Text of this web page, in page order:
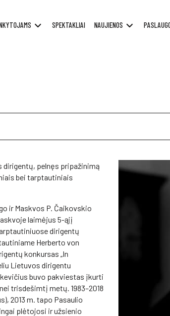
SPEKTAKLIAI NAUJIENOS
dirigentų, pelnęs pripažinimą
bei tarptautiniais
ir Maskvos P. Čaikovskio
laimėjus 5-ąjį
dirigentų
Herberto von
konkursas „In
Lietuvos dirigentu
buvo pakviestas įkurti
trisdešimtį metų. 1983–2018
2013 m. tapo Pasaulio
plėtojosi ir užsienio